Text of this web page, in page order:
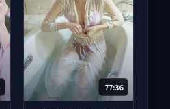
77:36